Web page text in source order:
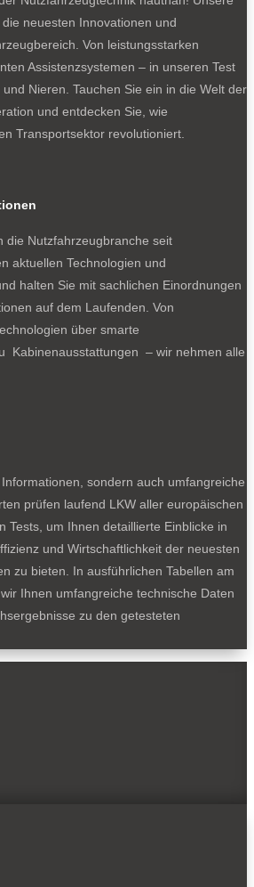
neuesten Innovationen und
Von leistungsstarken
Assistenzsystemen – in unseren Test
Nieren. Tauchen Sie ein in die Welt der
und entdecken Sie, wie
Transportsektor revolutioniert.
die Nutzfahrzeugbranche seit
aktuellen Technologien und
halten Sie mit sachlichen Einordnungen
auf dem Laufenden. Von
über smarte
Kabinenausstattungen – wir nehmen alle
sondern auch umfangreiche
prüfen laufend LKW aller europäischen
Tests, um Ihnen detaillierte Einblicke in
und Wirtschaftlichkeit der neuesten
zu bieten. In ausführlichen Tabellen am
Ihnen umfangreiche technische Daten
zu den getesteten